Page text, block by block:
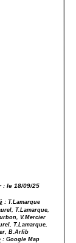
: le 18/09/25
: T.Lamarque
T.Lamarque,
V.Mercier
T.Lamarque,
B.Arfib
: Google Map